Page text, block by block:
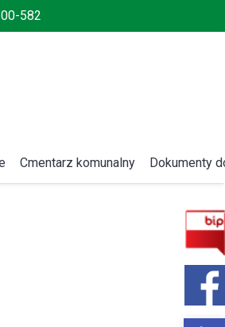
582
Cmentarz komunalny Dokumenty